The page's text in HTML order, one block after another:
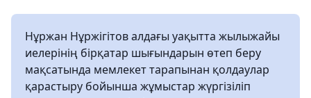
Нұржан Нұржігітов алдағы уақытта жылыжайы
иелерінің бірқатар шығындарын өтеп беру
мақсатында мемлекет тарапынан қолдаулар
қарастыру бойынша жұмыстар жүргізіліп